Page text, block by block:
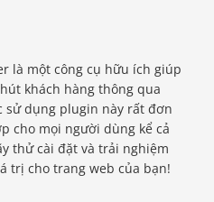
là một công cụ hữu ích giúp
khách hàng thông qua
sử dụng plugin này rất đơn
cho mọi người dùng kể cả
thử cài đặt và trải nghiệm
trị cho trang web của bạn!